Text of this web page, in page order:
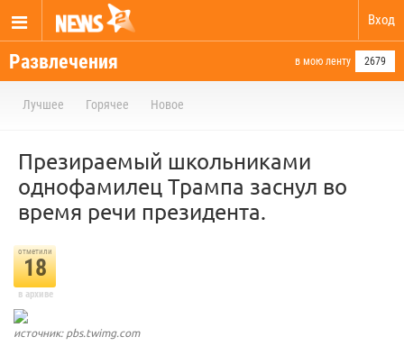
Вход
Развлечения в мою ленту 2679
Лучшее Горячее Новое
Презираемый школьниками
однофамилец Трампа заснул во
время речи президента.
отметили
18
в архиве
источник: pbs.twimg.com